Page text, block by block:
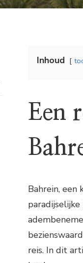
Inhoud
Een
Bahrein, een
reis. In dit